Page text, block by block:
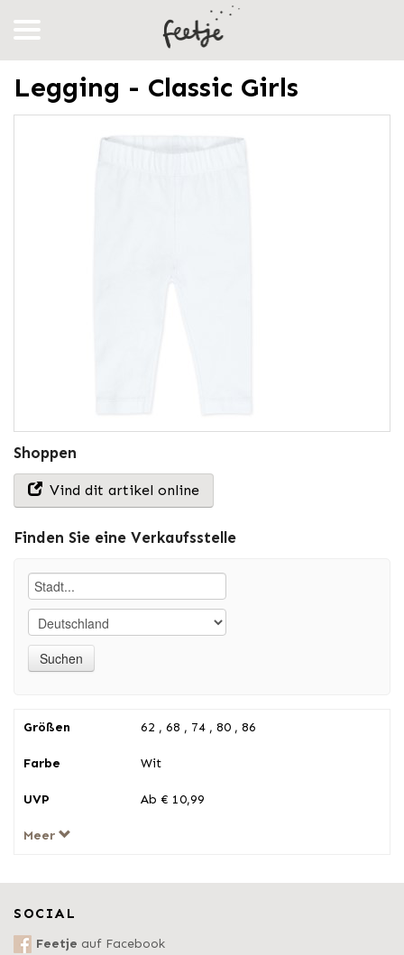
Legging - Classic Girls
Shoppen
Vind dit artikel online
Finden Sie eine Verkaufsstelle
Größen 62 , 68 , 74 , 80 , 86
Farbe Wit
UVP Ab € 10,99
Meer
SOCIAL
Feetje auf Facebook